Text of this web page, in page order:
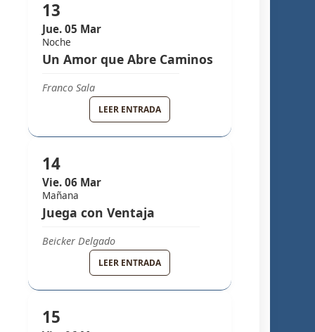
13
Jue. 05 Mar
Noche
Un Amor que Abre Caminos
Franco Sala
LEER ENTRADA
14
Vie. 06 Mar
Mañana
Juega con Ventaja
Beicker Delgado
LEER ENTRADA
15